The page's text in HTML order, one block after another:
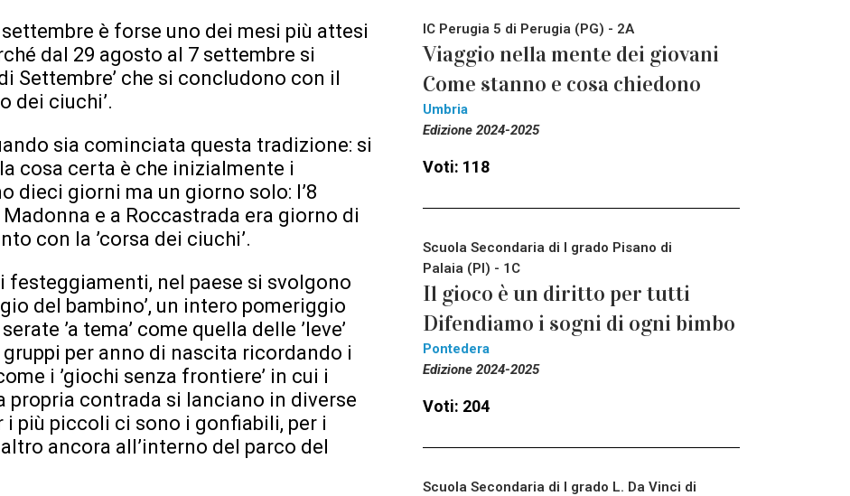
è forse uno dei mesi più attesi
dal 29 agosto al 7 settembre si
Settembre’ che si concludono con il
dei ciuchi’.
sia cominciata questa tradizione: si
cosa certa è che inizialmente i
dieci giorni ma un giorno solo: l’8
e a Roccastrada era giorno di
con la ’corsa dei ciuchi’.
festeggiamenti, nel paese si svolgono
del bambino’, un intero pomeriggio
’a tema’ come quella delle ’leve’
per anno di nascita ricordando i
i ’giochi senza frontiere’ in cui i
propria contrada si lanciano in diverse
i più piccoli ci sono i gonfiabili, per i
ancora all’interno del parco del
IC Perugia 5 di Perugia (PG) - 2A
Viaggio nella mente dei giovani
Come stanno e cosa chiedono
Umbria
Edizione 2024-2025
Voti: 118
Scuola Secondaria di I grado Pisano di
Palaia (PI) - 1C
Il gioco è un diritto per tutti
Difendiamo i sogni di ogni bimbo
Pontedera
Edizione 2024-2025
Voti: 204
Scuola Secondaria di I grado L. Da Vinci di